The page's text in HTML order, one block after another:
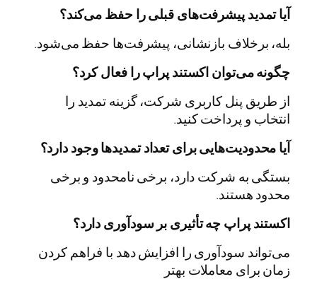
آیا تمدید پیشرفت‌های قبلی را حفظ می‌کند؟
بله، برخلاف بازنشانی، پیشرفت‌ها حفظ می‌شود.
چگونه می‌توان اکستند پراپ را فعال کرد؟
از طریق پنل کاربری شرکت، گزینه تمدید را
انتخاب و پرداخت کنید.
آیا محدودیت‌هایی برای تعداد تمدیدها وجود دارد؟
بستگی به شرکت دارد، برخی نامحدود و برخی
محدود هستند.
اکستند پراپ چه تأثیری بر سودآوری دارد؟
می‌تواند سودآوری را افزایش دهد با فراهم کردن
زمان برای معاملات بهتر